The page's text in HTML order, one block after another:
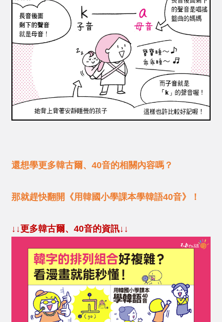
還想學更多韓古爾、 40音的相關內容嗎？
那就趕快翻開《用韓國小學課本學韓語40音》！
↓↓更多韓古爾、 40音的資訊↓↓